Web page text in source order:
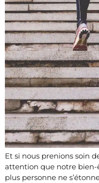
Et si nous prenions soin
attention que notre bien-
plus personne ne